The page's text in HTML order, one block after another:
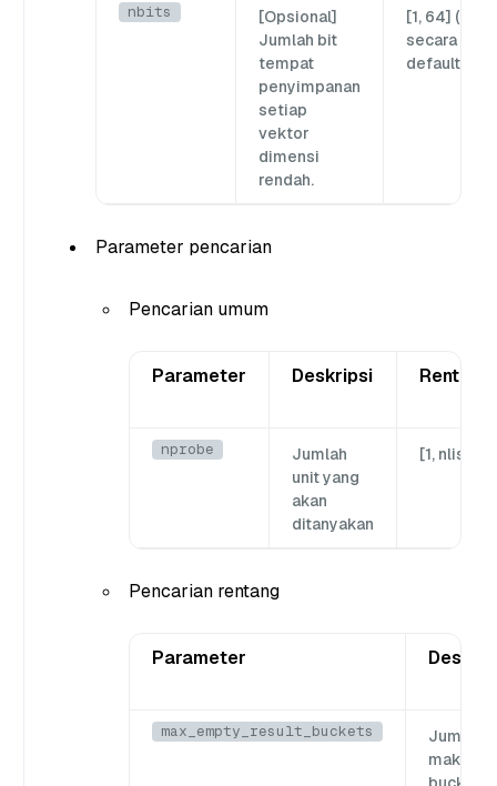
nbits
[Opsional]
Jumlah bit
tempat
penyimpanan
setiap
vektor
dimensi
rendah.
[1, 64] (8
secara
default)
Parameter pencarian
Pencarian umum
Parameter Deskripsi Rentang
nprobe
Jumlah
unit yang
akan
ditanyakan
[1, nlist]
Pencarian rentang
Parameter
max_empty_result_buckets
Jumlah